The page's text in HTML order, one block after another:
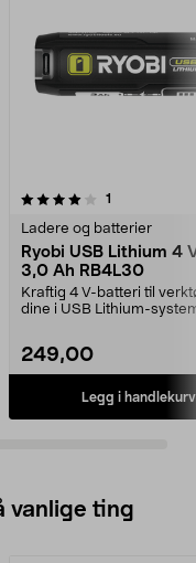
1
Ladere og batterier
Ryobi USB Lithium 4
3,0 Ah RB4L30
Kraftig 4 V-batteri til
dine i USB Lithium-
249,00
Legg i handlekurv
0.0 av 5 stjerner
vanlige ting